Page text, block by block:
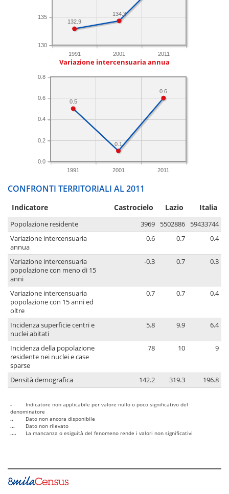
1991 2001 2011
130
135
134.3
132.9
Variazione intercensuaria annua
1991 2001 2011
0.0
0.2
0.4
0.6
0.8
0.6
0.1
0.5
CONFRONTI TERRITORIALI AL 2011
Indicatore Castrocielo Lazio Italia
Popolazione residente 3969 5502886
59433744
Variazione intercensuaria
annua
0.6 0.7 0.4
Variazione intercensuaria
popolazione con meno di 15
anni
-0.3 0.7 0.3
Variazione intercensuaria
popolazione con 15 anni ed
oltre
0.7 0.7 0.4
Incidenza superficie centri e
nuclei abitati
5.8 9.9 6.4
Incidenza della popolazione
residente nei nuclei e case
sparse
78 10 9
Densità demografica 142.2 319.3 196.8
-
Indicatore non applicabile per valore nullo o poco significativo del
denominatore
..
Dato non ancora disponibile
...
Dato non rilevato
....
La mancanza o esiguità del fenomeno rende i valori non significativi